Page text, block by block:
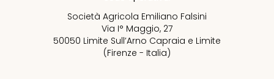
Società Agricola Emiliano Falsini
Via I° Maggio, 27
50050 Limite Sull’Arno Capraia e Limite
(Firenze - Italia)